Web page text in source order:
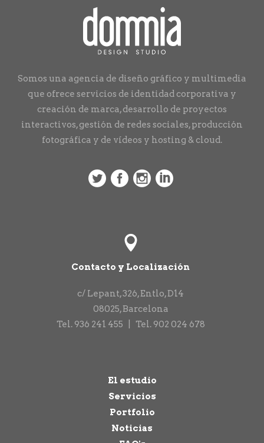
Somos una agencia de diseño gráfico y multimedia
que ofrece servicios de identidad corporativa y
creación de marca, desarrollo de proyectos
interactivos, gestión de redes sociales, producción
fotográfica y de vídeos y hosting & cloud.
Contacto y Localización
c/ Lepant, 326, Entlo, D14
08025,Barcelona
Tel. 936 241 455 Tel. 902 024 678
El estudio
Servicios
Portfolio
Noticias